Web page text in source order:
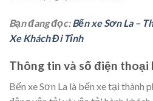
Bạn đang đọc:Bến xe Sơn La –
Xe Khách Đi Tỉnh
Thông tin và số điện thoại
Bến xe Sơn La là bến xe tại thành